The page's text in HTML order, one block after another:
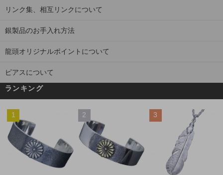
リンク集、相互リンクについて
銀製品のお手入れ方法
龍頭オリジナルポイントについて
ピアスについて
ランキング
1 2 3